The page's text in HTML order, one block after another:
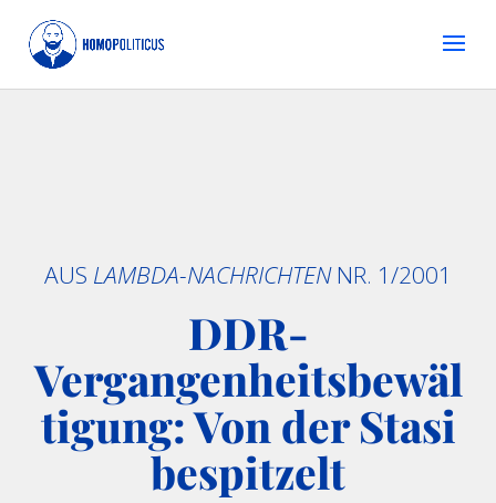
AUS LAMBDA-NACHRICHTENNR. 1/2001
DDR-
Vergangenheitsbewäl
tigung: Von der Stasi
bespitzelt